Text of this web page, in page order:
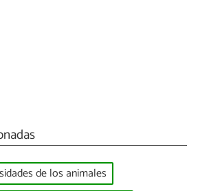
de los animales